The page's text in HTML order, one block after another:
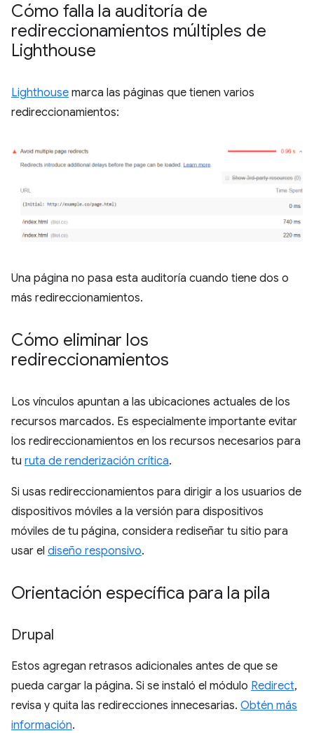
Cómo falla la auditoría de
redireccionamientos múltiples de
Lighthouse
Lighthouse marca las páginas que tienen varios
redireccionamientos:
Una página no pasa esta auditoría cuando tiene dos o
más redireccionamientos.
Cómo eliminar los
redireccionamientos
Los vínculos apuntan a las ubicaciones actuales de los
recursos marcados. Es especialmente importante evitar
los redireccionamientos en los recursos necesarios para
tu ruta de renderización crítica.
Si usas redireccionamientos para dirigir a los usuarios de
dispositivos móviles a la versión para dispositivos
móviles de tu página, considera rediseñar tu sitio para
usar el diseño responsivo.
Orientación específica para la pila
Drupal
Estos agregan retrasos adicionales antes de que se
pueda cargar la página. Si se instaló el módulo Redirect,
revisa y quita las redirecciones innecesarias. Obtén más
información.